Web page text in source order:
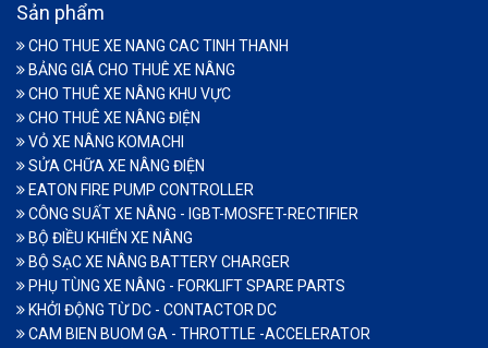
Sản phẩm
CHO THUE XE NANG CAC TINH THANH
BẢNG GIÁ CHO THUÊ XE NÂNG
CHO THUÊ XE NÂNG KHU VỰC
CHO THUÊ XE NÂNG ĐIỆN
VỎ XE NÂNG KOMACHI
SỬA CHỮA XE NÂNG ĐIỆN
EATON FIRE PUMP CONTROLLER
CÔNG SUẤT XE NÂNG - IGBT-MOSFET-RECTIFIER
BỘ ĐIỀU KHIỂN XE NÂNG
BỘ SẠC XE NÂNG BATTERY CHARGER
PHỤ TÙNG XE NÂNG - FORKLIFT SPARE PARTS
KHỞI ĐỘNG TỪ DC - CONTACTOR DC
CAM BIEN BUOM GA - THROTTLE -ACCELERATOR